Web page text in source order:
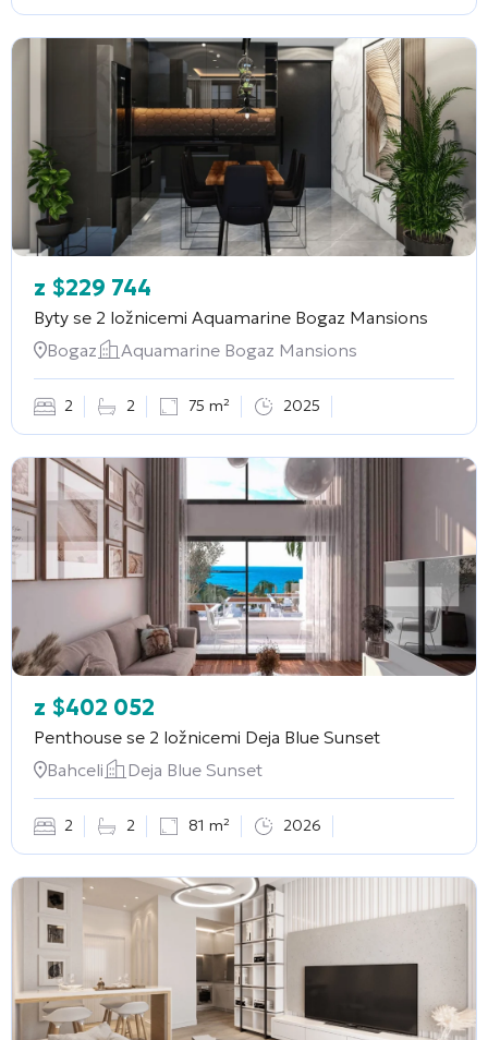
z $229 744
Byty se 2 ložnicemi Aquamarine Bogaz Mansions
Bogaz
Aquamarine Bogaz Mansions
2 2 75 m² 2025
z $402 052
Penthouse se 2 ložnicemi Deja Blue Sunset
Bahceli
Deja Blue Sunset
2 2 81 m² 2026